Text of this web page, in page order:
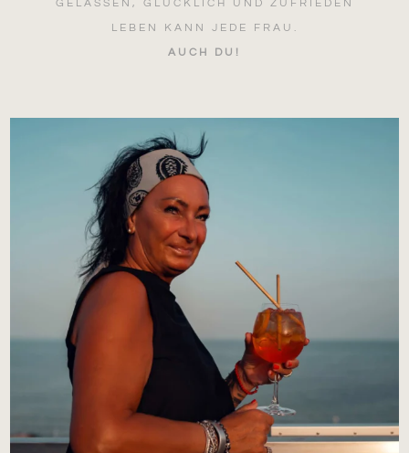
GELASSEN, GLÜCKLICH UND ZUFRIEDEN
LEBEN KANN JEDE FRAU.
AUCH DU!